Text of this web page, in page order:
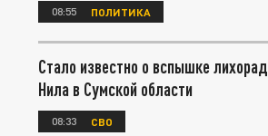
08:55 ПОЛИТИКА
Стало известно о вспышке
Нила в Сумской области
08:33 СВО